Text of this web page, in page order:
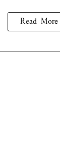
Read More